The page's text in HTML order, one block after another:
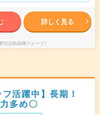
詳しく見る
自動織機グループ）
活躍中】長期！
多め〇